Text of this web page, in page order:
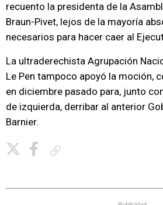
recuento la presidenta de la
Braun-Pivet, lejos de la mayoría
necesarios para hacer caer al
La ultraderechista Agrupación
Le Pen tampoco apoyó la moción,
en diciembre pasado para, junto
de izquierda, derribar al anterior
Barnier.